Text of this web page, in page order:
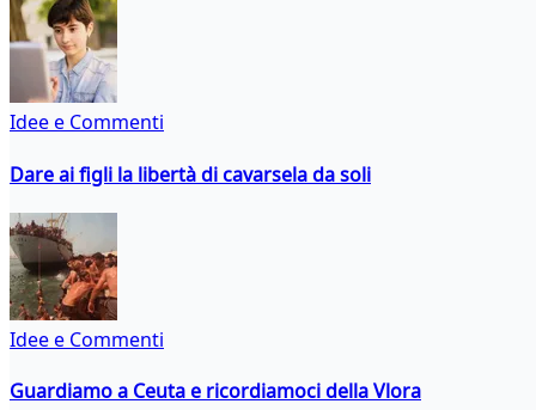
Idee e Commenti
Dare ai figli la libertà di cavarsela da soli
Idee e Commenti
Guardiamo a Ceuta e ricordiamoci della Vlora